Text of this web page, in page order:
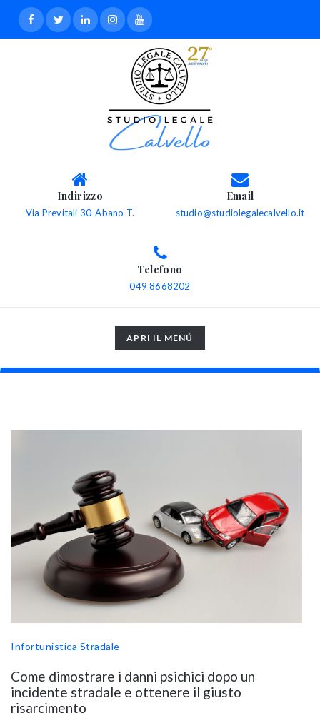
Indirizzo
Via Previtali 30-Abano T.
Email
studio@studiolegalecalvello.it
Telefono
049 8668202
TOGGLE
NAVIGATION
APRI IL MENÚ
Infortunistica Stradale
Come dimostrare i danni psichici dopo un
incidente stradale e ottenere il giusto
risarcimento